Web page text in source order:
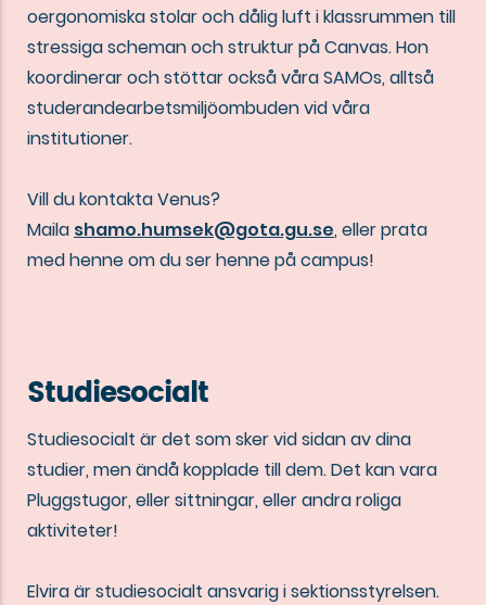
oergonomiska stolar och dålig luft i klassrummen till
stressiga scheman och struktur på Canvas. Hon
koordinerar och stöttar också våra SAMOs, alltså
studerandearbetsmiljöombuden vid våra
institutioner.
Vill du kontakta Venus?
Maila shamo.humsek@gota.gu.se, eller prata
med henne om du ser henne på campus!
Studiesocialt
Studiesocialt är det som sker vid sidan av dina
studier, men ändå kopplade till dem. Det kan vara
Pluggstugor, eller sittningar, eller andra roliga
aktiviteter!
Elvira är studiesocialt ansvarig i sektionsstyrelsen.